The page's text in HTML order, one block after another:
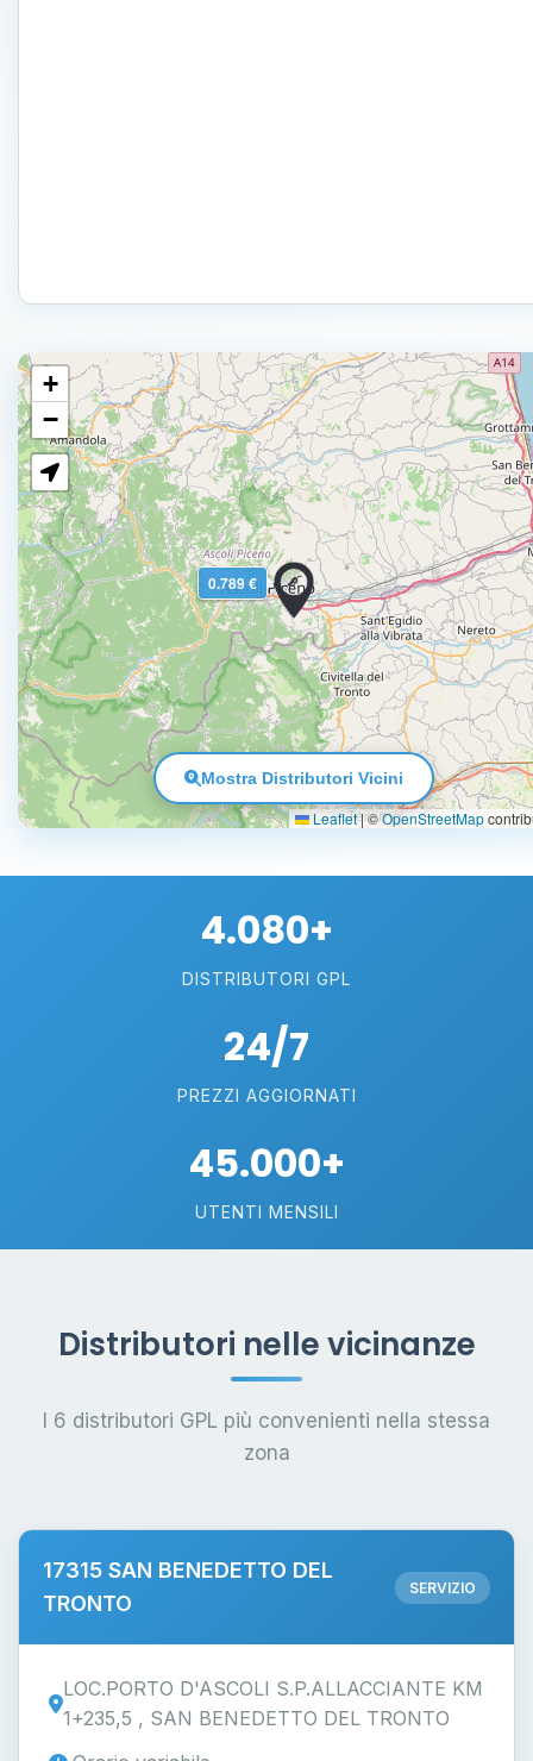
0.789 €
+
−
Leaflet|©OpenStreetMap
Mostra Distributori Vicini
4.080+
DISTRIBUTORI GPL
24/7
PREZZI AGGIORNATI
45.000+
UTENTI MENSILI
Distributori nelle vicinanze
I 6 distributori GPL più convenienti nella stessa
zona
17315 SAN BENEDETTO DEL
TRONTO
SERVIZIO
LOC.PORTO D'ASCOLI S.P.ALLACCIANTE KM
1+235,5 , SAN BENEDETTO DEL TRONTO